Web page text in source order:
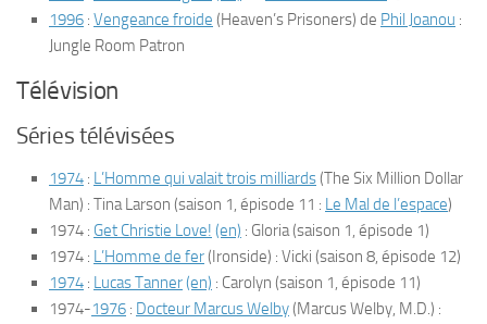
1996 : Vengeance froide (Heaven’s Prisoners) de Phil Joanou :
Jungle Room Patron
Télévision
Séries télévisées
1974 : L’Homme qui valait trois milliards(The Six Million Dollar
Man) : Tina Larson (saison 1, épisode 11 : Le Mal de l’espace)
1974 : Get Christie Love! (en) : Gloria(saison 1, épisode 1)
1974 : L’Homme de fer(Ironside) : Vicki (saison 8, épisode 12)
1974 : Lucas Tanner(en) : Carolyn (saison 1, épisode 11)
1974-1976 : Docteur Marcus Welby(Marcus Welby, M.D.) :